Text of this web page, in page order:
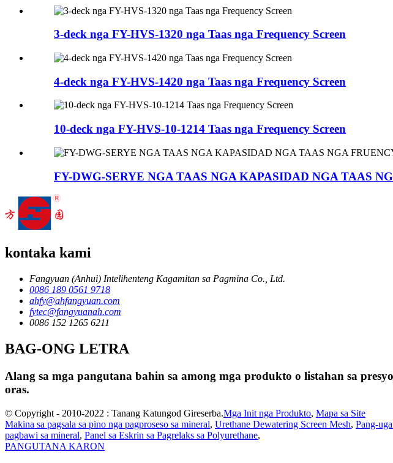
3-deck nga FY-HVS-1320 nga Taas nga Frequency Screen
4-deck nga FY-HVS-1420 nga Taas nga Frequency Screen
10-deck nga FY-HVS-10-1214 Taas nga Frequency Screen
FY-DWG-SERYE NGA TAAS NGA KAPASIDAD NGA TAAS
kontaka kami
Fangyuan (Anhui) Intelihenteng Kagamitan sa Pagmina Co., Ltd.
0086 189 0561 9718
ahfy@ahfangyuan.com
fytec@fangyuanah.com
0086 152 1265 6211
BAG-ONG LETRA
Alang sa mga pangutana bahin sa among mga produkto o listahan sa
oras.
© Copyright - 2010-2022 : Tanang Katungod Gireserba.Mga Init nga Produkto, Mapa sa Site
Makina sa pagsala sa pino nga pagproseso sa mineral, Urethane Dewatering Screen Mesh, Pang-
pagbawi sa mineral, Panel sa Eskrin sa Pagrelaks sa Polyurethane,
PANGUTANA KARON